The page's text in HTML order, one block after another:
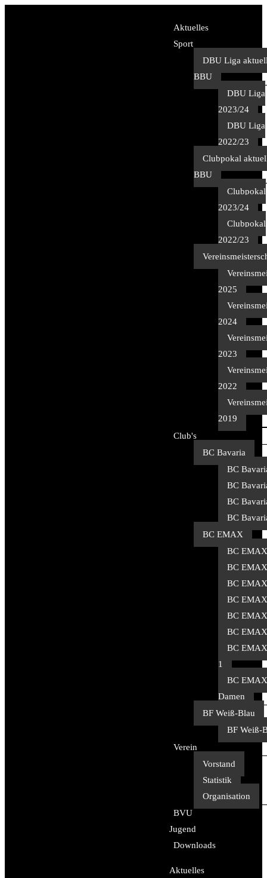
Aktuelles
Sport
DBU Liga
BBU
DBU Liga
2023/24
DBU Liga
2022/23
Clubpokal
BBU
Clubpokal
2023/24
Clubpokal
2022/23
2025
2024
2023
2022
2019
Club's
BC Bavaria
BC
BC
BC
BC
BC EMAX
BC
BC
BC
BC
BC
BC
BC
1
BC EMAX
Damen
BF Weiß-Blau
BF Weiß-
Verein
Vorstand
Statistik
Organisation
BVU
Jugend
Downloads
Aktuelles